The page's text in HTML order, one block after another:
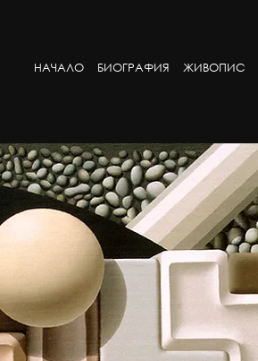
НАЧАЛО БИОГРАФИЯ ЖИВОПИС